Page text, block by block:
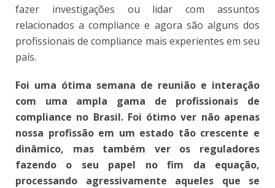
fazer investigações ou lidar com assuntos
relacionados a compliance e agora são alguns dos
profissionais de compliance mais experientes em seu
país.
Foi uma ótima semana de reunião e interação
com uma ampla gama de profissionais de
compliance no Brasil. Foi ótimo ver não apenas
nossa profissão em um estado tão crescente e
dinâmico, mas também ver os reguladores
fazendo o seu papel no fim da equação,
processando agressivamente aqueles que se